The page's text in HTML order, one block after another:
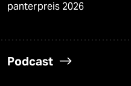
panterpreis 2026
Podcast